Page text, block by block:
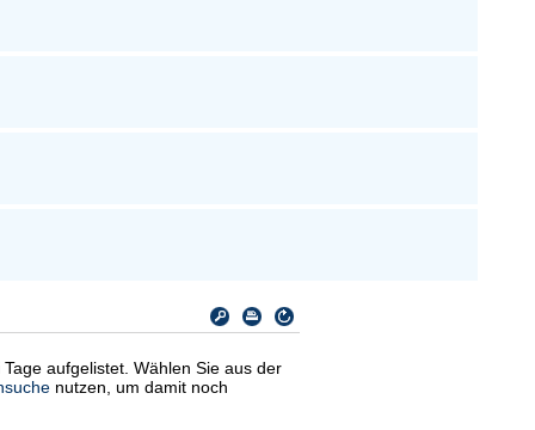
aufgelistet. Wählen Sie aus der
nutzen, um damit noch